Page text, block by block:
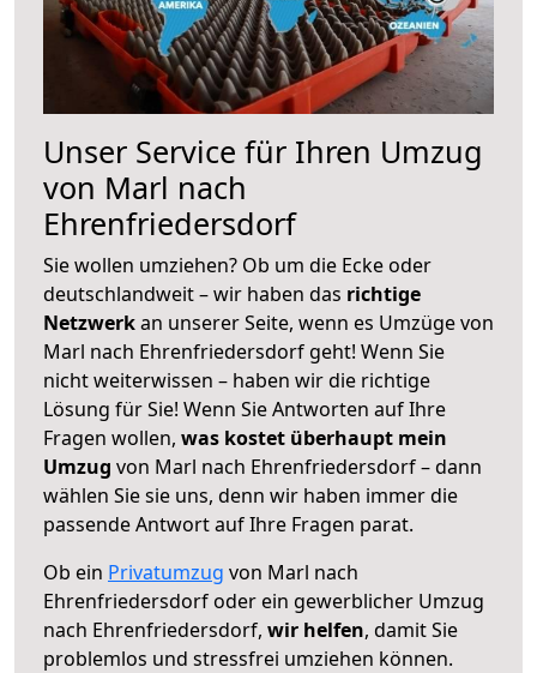
Unser Service für Ihren Umzug
von Marl nach
Ehrenfriedersdorf
Sie wollen umziehen? Ob um die Ecke oder
deutschlandweit – wir haben das richtige
Netzwerkan unserer Seite, wenn es Umzüge von
Marl nach Ehrenfriedersdorf geht! Wenn Sie
nicht weiterwissen – haben wir die richtige
Lösung für Sie! Wenn Sie Antworten auf Ihre
Fragen wollen, was kostet überhaupt mein
Umzug von Marl nach Ehrenfriedersdorf – dann
wählen Sie sie uns, denn wir haben immer die
passende Antwort auf Ihre Fragen parat.
Ob ein Privatumzug von Marl nach
Ehrenfriedersdorf oder ein gewerblicher Umzug
nach Ehrenfriedersdorf, wir helfen, damit Sie
problemlos und stressfrei umziehen können.